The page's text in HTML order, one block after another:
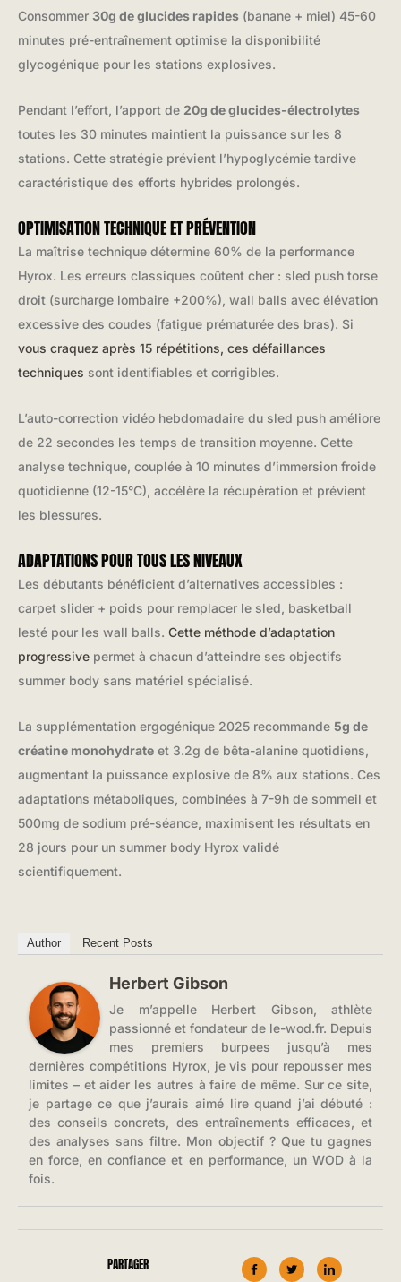
Consommer 30g de glucides rapides (banane + miel) 45-60
minutes pré-entraînement optimise la disponibilité
glycogénique pour les stations explosives.
Pendant l’effort, l’apport de 20g de glucides-électrolytes
toutes les 30 minutes maintient la puissance sur les 8
stations. Cette stratégie prévient l’hypoglycémie tardive
caractéristique des efforts hybrides prolongés.
OPTIMISATION TECHNIQUE ET PRÉVENTION
La maîtrise technique détermine 60% de la performance
Hyrox. Les erreurs classiques coûtent cher : sled push torse
droit (surcharge lombaire +200%), wall balls avec élévation
excessive des coudes (fatigue prématurée des bras). Si
vous craquez après 15 répétitions, ces défaillances
techniques sont identifiables et corrigibles.
L’auto-correction vidéo hebdomadaire du sled push améliore
de 22 secondes les temps de transition moyenne. Cette
analyse technique, couplée à 10 minutes d’immersion froide
quotidienne (12-15°C), accélère la récupération et prévient
les blessures.
ADAPTATIONS POUR TOUS LES NIVEAUX
Les débutants bénéficient d’alternatives accessibles :
carpet slider + poids pour remplacer le sled, basketball
lesté pour les wall balls. Cette méthode d’adaptation
progressive permet à chacun d’atteindre ses objectifs
summer body sans matériel spécialisé.
La supplémentation ergogénique 2025 recommande 5g de
créatine monohydrate et 3.2g de bêta-alanine quotidiens,
augmentant la puissance explosive de 8% aux stations. Ces
adaptations métaboliques, combinées à 7-9h de sommeil et
500mg de sodium pré-séance, maximisent les résultats en
28 jours pour un summer body Hyrox validé
scientifiquement.
Author Recent Posts
Herbert Gibson
Je m’appelle Herbert Gibson, athlète
passionné et fondateur de le-wod.fr. Depuis
mes premiers burpees jusqu’à mes
dernières compétitions Hyrox, je vis pour repousser mes
limites – et aider les autres à faire de même. Sur ce site,
je partage ce que j’aurais aimé lire quand j’ai débuté :
des conseils concrets, des entraînements efficaces, et
des analyses sans filtre. Mon objectif ? Que tu gagnes
en force, en confiance et en performance, un WOD à la
fois.
PARTAGER